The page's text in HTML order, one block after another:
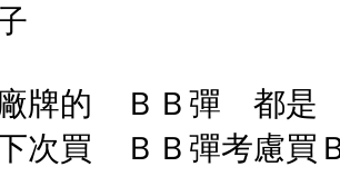
牌的 ＢＢ彈 都
次買 ＢＢ彈考慮買